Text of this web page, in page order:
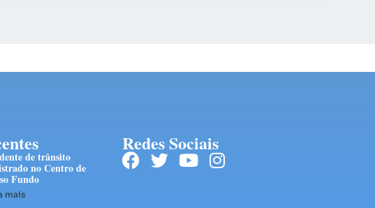
de trânsito
no Centro de
Fundo
mais
Redes Sociais